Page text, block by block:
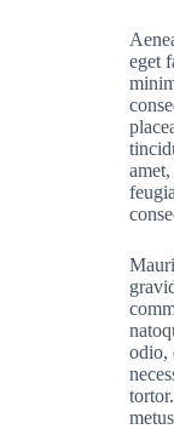
eget
odio,